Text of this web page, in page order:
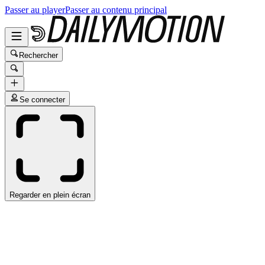
Passer au playerPasser au contenu principal
Rechercher
Se connecter
Regarder en plein écran